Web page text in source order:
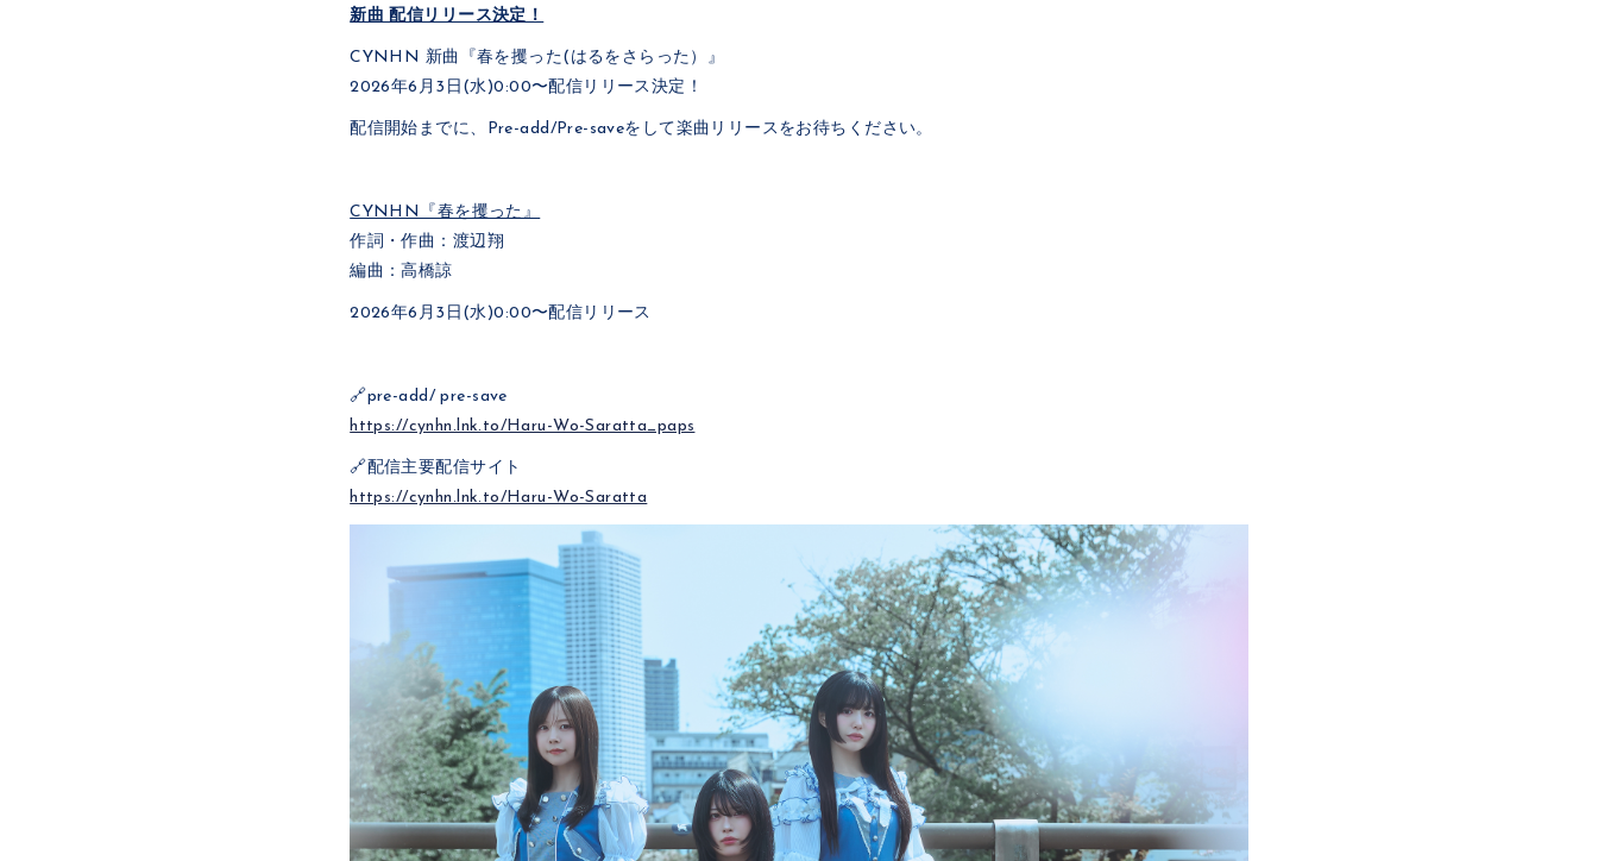
新曲 配信リリース決定！
CYNHN 新曲『春を攫った(はるをさらった）』
2026年6月3日(水)0:00〜配信リリース決定！
配信開始までに、Pre-add/Pre-saveをして楽曲リリースをお待ちください。
CYNHN『春を攫った』
作詞・作曲：渡辺翔
編曲：高橋諒
2026年6月3日(水)0:00〜配信リリース
🔗pre-add/ pre-save
https://cynhn.lnk.to/Haru-Wo-Saratta_paps
🔗配信主要配信サイト
https://cynhn.lnk.to/Haru-Wo-Saratta